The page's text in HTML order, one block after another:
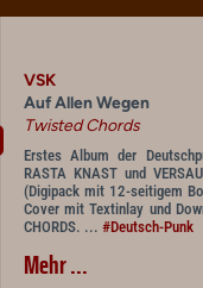
VSK
Auf Allen Wegen
Twisted Chords
Erstes Album der
RASTA KNAST und
(Digipack mit 12-seitigem
Cover mit Textinlay und
CHORDS. ... #Deutsch-Punk
Mehr ...